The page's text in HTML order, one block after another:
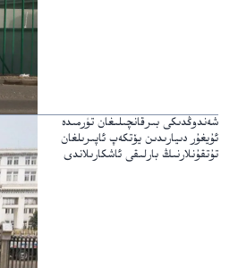
شەندوڭدىكى بىرقانچىلىغان تۈرمىدە
ئۇيغۇر دىيارىدىن يۆتكەپ ئاپىرىلغان
تۇتقۇنلارنىڭ بارلىقى ئاشكارىلاندى